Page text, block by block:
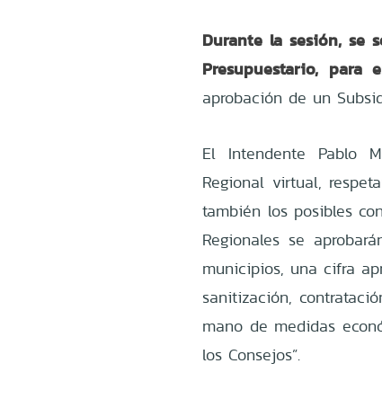
Durante la sesión, se
Presupuestario, para
aprobación de un
El Intendente Pablo
Regional virtual,
también los posibles
Regionales se
municipios, una cifra
sanitización,
mano de medidas
los Consejos”.